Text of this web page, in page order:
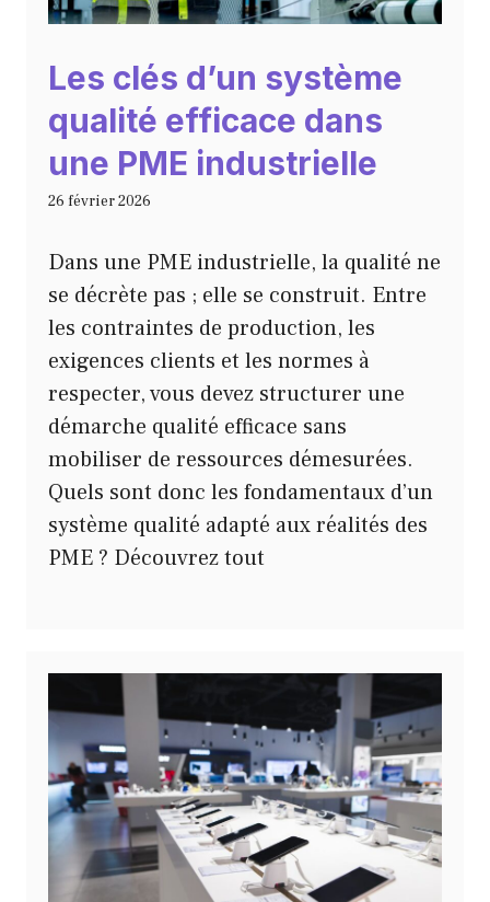
Les clés d’un système
qualité efficace dans
une PME industrielle
26 février 2026
Dans une PME industrielle, la qualité ne
se décrète pas ; elle se construit. Entre
les contraintes de production, les
exigences clients et les normes à
respecter, vous devez structurer une
démarche qualité efficace sans
mobiliser de ressources démesurées.
Quels sont donc les fondamentaux d’un
système qualité adapté aux réalités des
PME ? Découvrez tout